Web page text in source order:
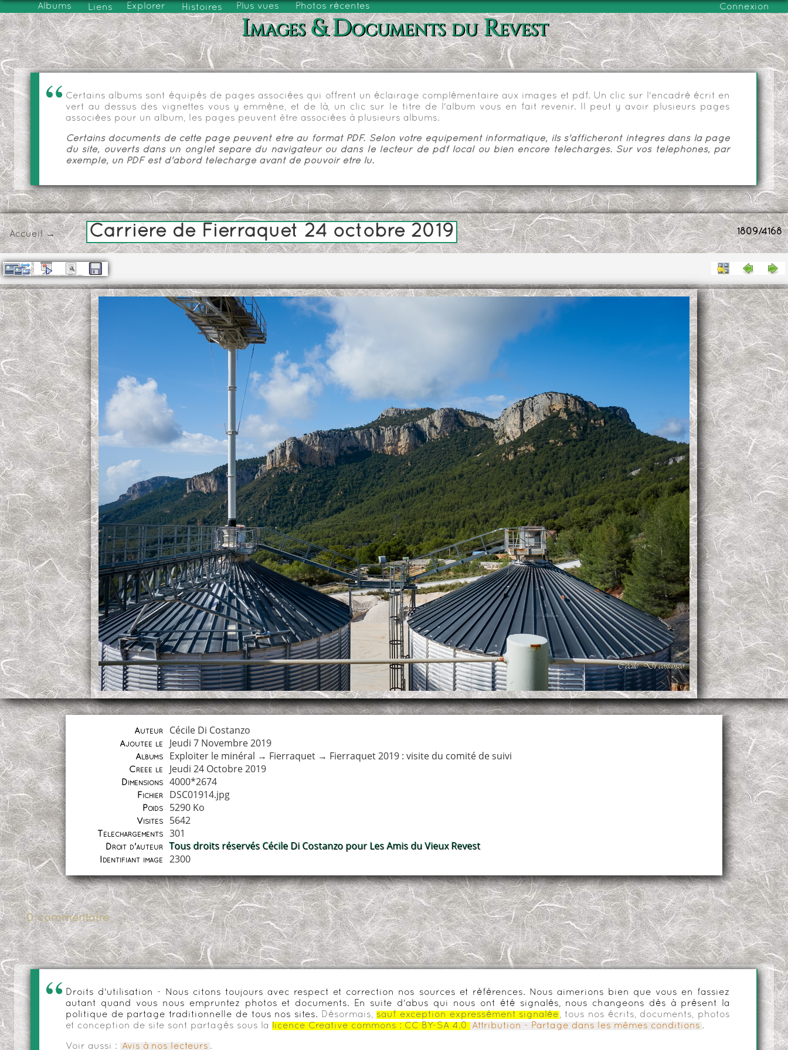
Albums Liens Explorer Histoires Plus vues Photos récentes Connexion
Images & Documents du Revest
Certains albums sont équipés de pages associées qui offrent un éclairage complémentaire aux images et pdf. Un clic sur l'encadré écrit en
vert au dessus des vignettes vous y emmène, et de là, un clic sur le titre de l'album vous en fait revenir. Il peut y avoir plusieurs pages
associées pour un album, les pages peuvent être associées à plusieurs albums.
Certains documents de cette page peuvent être au format PDF. Selon votre équipement informatique, ils s'afficheront intégrés dans la page
du site, ouverts dans un onglet séparé du navigateur ou dans le lecteur de pdf local ou bien encore téléchargés. Sur vos téléphones, par
exemple, un PDF est d'abord téléchargé avant de pouvoir être lu.
1809/4168
Accueil→ Carrière de Fierraquet 24 octobre 2019
Auteur Cécile Di Costanzo
Ajoutée le Jeudi 7 Novembre 2019
Albums Exploiter le minéral → Fierraquet → Fierraquet 2019 : visite du comité de suivi
Créée le Jeudi 24 Octobre 2019
Dimensions 4000*2674
Fichier DSC01914.jpg
Poids 5290 Ko
Visites 5642
Téléchargements 301
Droit d'auteur Tous droits réservés Cécile Di Costanzo pour Les Amis du Vieux Revest
Identifiant image 2300
0 commentaire
Droits d'utilisation - Nous citons toujours avec respect et correction nos sources et références. Nous aimerions bien que vous en fassiez
autant quand vous nous empruntez photos et documents. En suite d'abus qui nous ont été signalés, nous changeons dès à présent la
politique de partage traditionnelle de tous nos sites.
Désormais, sauf exception expressément signalée , tous nos écrits, documents, photos
et conception de site sont partagés sous la
licence Creative commons : CC BY-SA 4.0 Attribution - Partage dans les mêmes conditions .
Voir aussi : Avis à nos lecteurs .